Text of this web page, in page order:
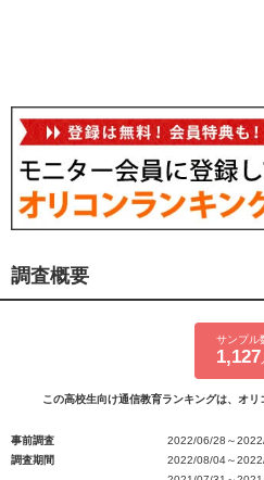
調査概要
サンプル
1,127
この高校生向け通信教育ランキングは、オリ
事前調査
2022/06/28～
調査期間
2022/08/04～